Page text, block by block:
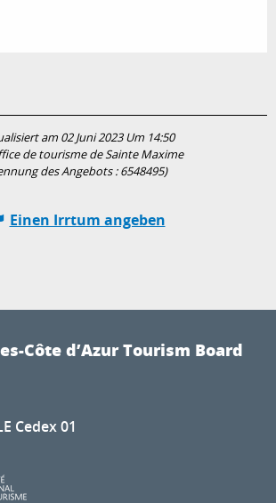
am 02 Juni 2023 Um 14:50
de tourisme de Sainte Maxime
des Angebots :6548495)
Einen Irrtum angeben
Côte d’Azur Tourism Board
Cedex 01